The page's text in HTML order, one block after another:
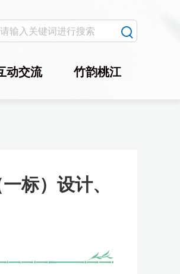
动交流 竹韵桃江
标）设计、